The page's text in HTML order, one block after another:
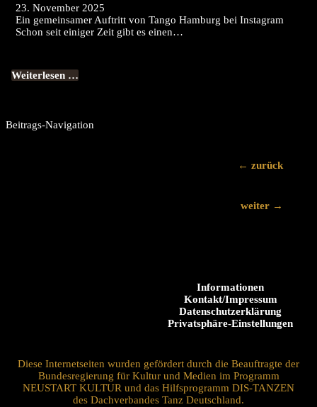
23. November 2025
Ein gemeinsamer Auftritt von Tango Hamburg bei Instagram
Schon seit einiger Zeit gibt es einen…
Weiterlesen …
Beitrags-Navigation
← zurück
weiter →
Informationen
Kontakt/Impressum
Datenschutzerklärung
Privatsphäre-Einstellungen
Diese Internetseiten wurden gefördert durch die Beauftragte der
Bundesregierung für Kultur und Medien im Programm
NEUSTART KULTUR und das Hilfsprogramm DIS-TANZEN
des Dachverbandes Tanz Deutschland.